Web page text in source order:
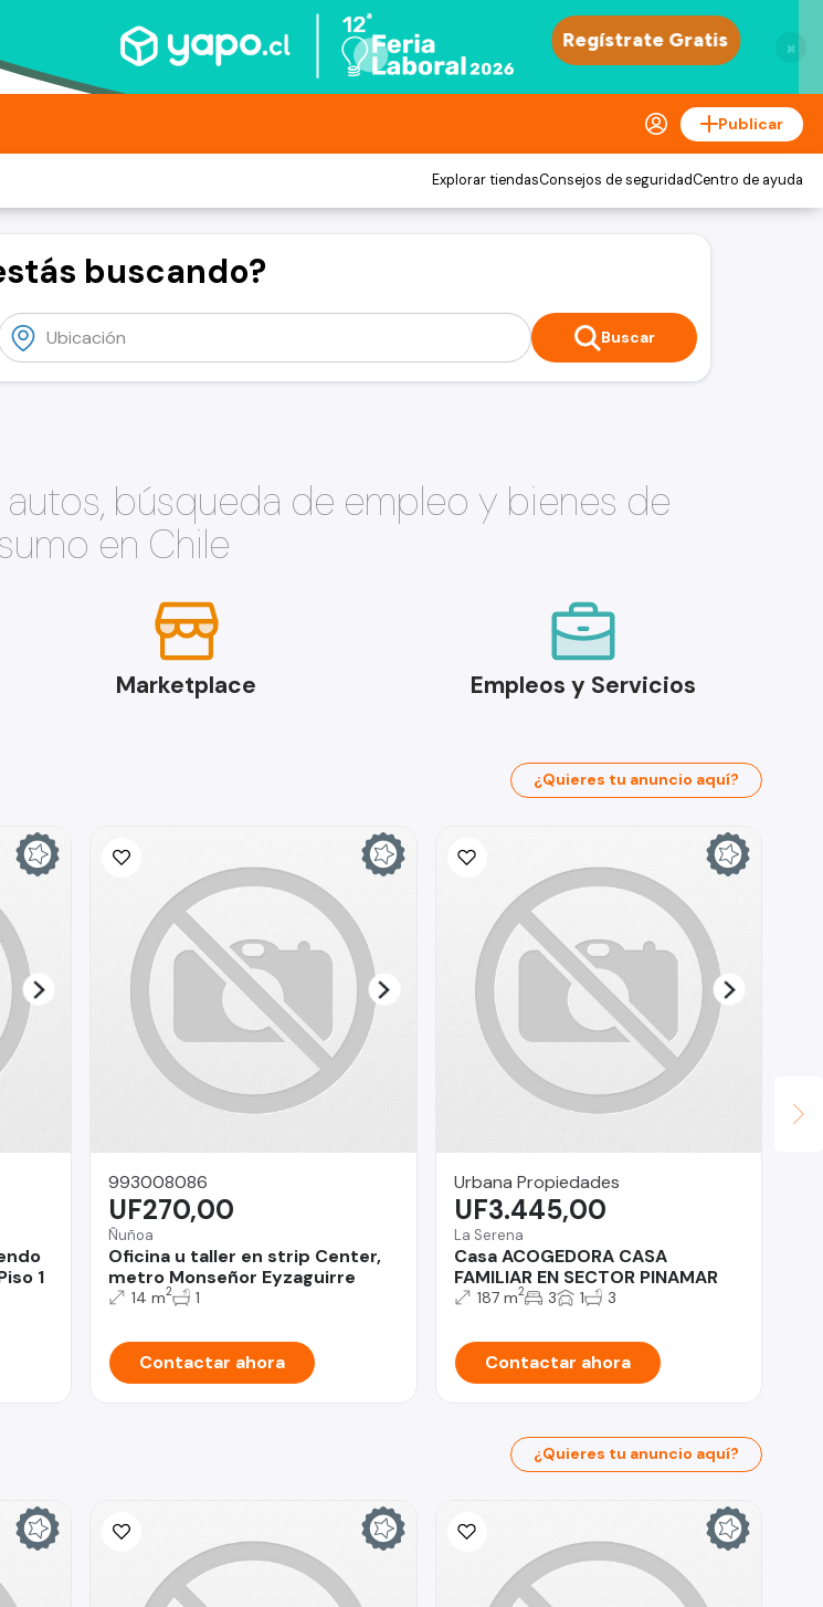
×
Publicar
Explorar tiendasConsejos de seguridadCentro de ayuda
buscando?
Buscar
búsqueda de empleo y bienes de
en Chile
Marketplace Empleos y Servicios
¿Quieres tu anuncio aquí?
1
993008086
Ñuñoa
Oficina u taller en strip Center,
metro Monseñor Eyzaguirre
UF270,00
14 m2 1
Contactar ahora
Urbana Propiedades
La Serena
Casa ACOGEDORA CASA
FAMILIAR EN SECTOR PINAMAR
UF3.445,00
187 m2 3 1 3
Contactar ahora
¿Quieres tu anuncio aquí?